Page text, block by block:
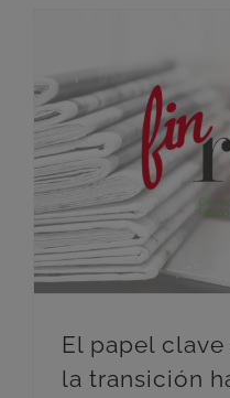
El papel clave
la transición